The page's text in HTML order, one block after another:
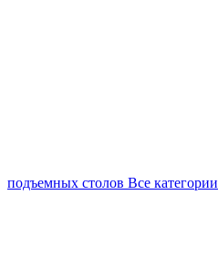
подъемных столов Все категории